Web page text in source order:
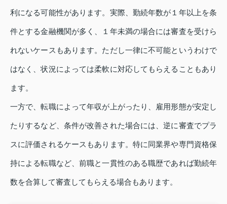
利になる可能性があります。実際、勤続年数が１年以上を条
件とする金融機関が多く、１年未満の場合には審査を受けら
れないケースもあります。ただし一律に不可能というわけで
はなく、状況によっては柔軟に対応してもらえることもあり
ます。
一方で、転職によって年収が上がったり、雇用形態が安定し
たりするなど、条件が改善された場合には、逆に審査でプラ
スに評価されるケースもあります。特に同業界や専門資格保
持による転職など、前職と一貫性のある職歴であれば勤続年
数を合算して審査してもらえる場合もあります。